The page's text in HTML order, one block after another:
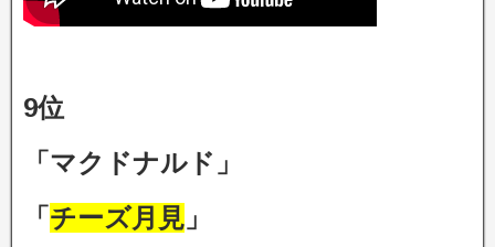
9位
「マクドナルド」
「 チーズ月見 」